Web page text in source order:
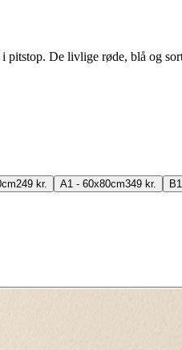
pitstop. De livlige røde, blå og
249 kr. A1 - 60x80cm349 kr.